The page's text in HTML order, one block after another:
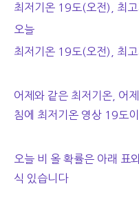
최저기온 19도(오전), 최
오늘
최저기온 19도(오전), 최
어제와 같은 최저기온, 어
침에 최저기온 영상 19도
오늘 비 올 확률은 아래 표
식 있습니다